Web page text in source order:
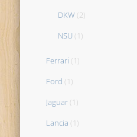
DKW (2)
NSU (1)
Ferrari (1)
Ford (1)
Jaguar (1)
Lancia (1)